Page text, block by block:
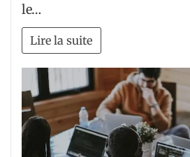
le…
Lire la suite